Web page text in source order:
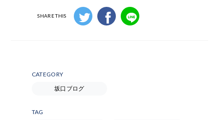
SHARE THIS
CATEGORY
坂口ブログ
TAG